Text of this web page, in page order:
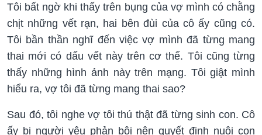
Tôi bất ngờ khi thấy trên bụng của vợ mình có chằng
chịt những vết rạn, hai bên đùi của cô ấy cũng có.
Tôi bần thần nghĩ đến việc vợ mình đã từng mang
thai mới có dấu vết này trên cơ thể. Tôi cũng từng
thấy những hình ảnh này trên mạng. Tôi giật mình
hiểu ra, vợ tôi đã từng mang thai sao?
Sau đó, tôi nghe vợ tôi thú thật đã từng sinh con. Cô
ấy bị người yêu phản bội nên quyết định nuôi con